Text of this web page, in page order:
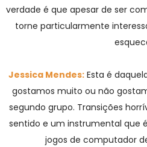
verdade é que apesar de ser
torne particularmente
Jessica Mendes:Esta é
gostamos muito ou não
segundo grupo. Transições
sentido e um instrumental que
jogos de computador